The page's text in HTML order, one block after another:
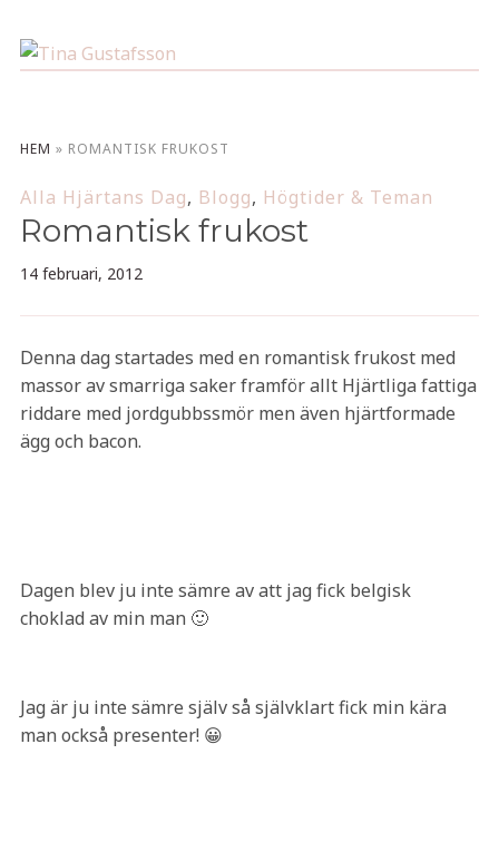
HEM » ROMANTISK FRUKOST
Alla Hjärtans Dag, Blogg, Högtider & Teman
Romantisk frukost
14 februari, 2012
Denna dag startades med en romantisk frukost med
massor av smarriga saker framför allt Hjärtliga fattiga
riddare med jordgubbssmör men även hjärtformade
ägg och bacon.
Dagen blev ju inte sämre av att jag fick belgisk
choklad av min man 🙂
Jag är ju inte sämre själv så självklart fick min kära
man också presenter! 😀